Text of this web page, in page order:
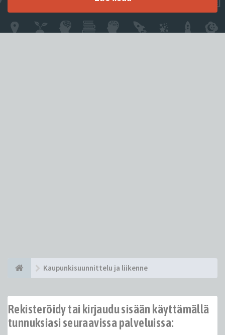
Kaupunkisuunnittelu ja liikenne
Rekisteröidy tai kirjaudu sisään käyttämällä
tunnuksiasi seuraavissa palveluissa: